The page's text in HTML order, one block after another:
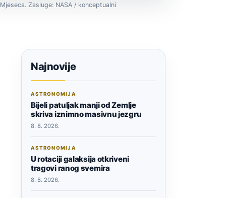
Zasluge: NASA / konceptualni
Najnovije
ASTRONOMIJA
Bijeli patuljak manji od Zemlje
skriva iznimno masivnu jezgru
8. 8. 2026.
ASTRONOMIJA
U rotaciji galaksija otkriveni
tragovi ranog svemira
8. 8. 2026.